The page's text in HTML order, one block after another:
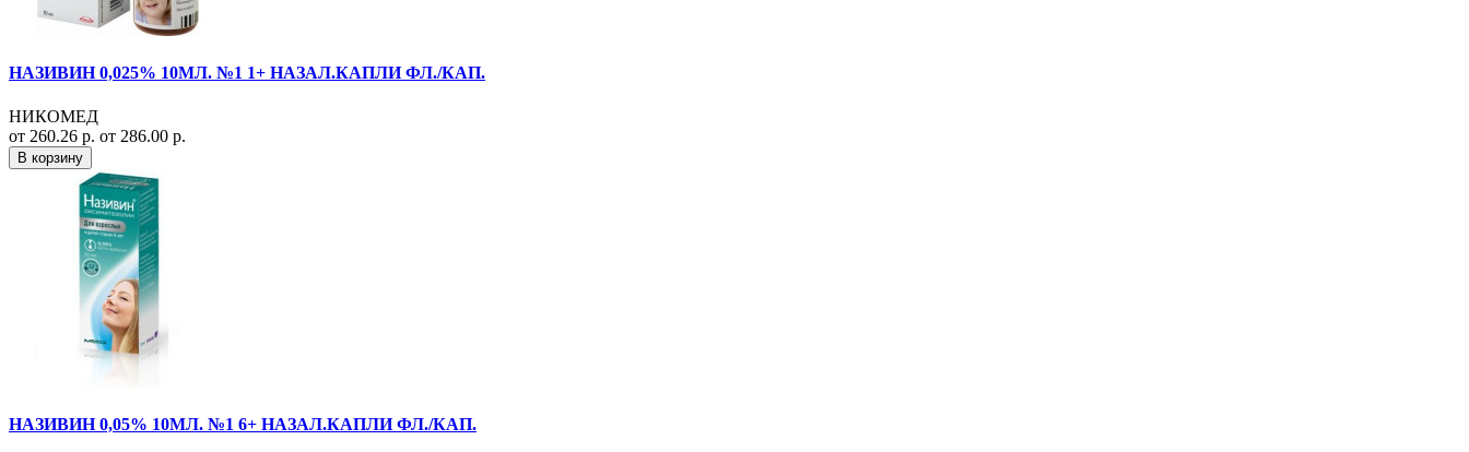
НАЗИВИН 0,025% 10МЛ. №1 1+ НАЗАЛ.КАПЛИ ФЛ./КАП.
НИКОМЕД
от 260.26 р. от 286.00 р.
В корзину
НАЗИВИН 0,05% 10МЛ. №1 6+ НАЗАЛ.КАПЛИ ФЛ./КАП.